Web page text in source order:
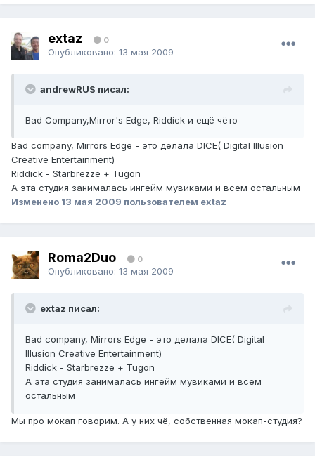
extaz 0
Опубликовано: 13 мая 2009
andrewRUS писал:
Bad Company,Mirror's Edge, Riddick и ещё чёто
Bad company, Mirrors Edge - это делала DICE( Digital Illusion
Creative Entertainment)
Riddick - Starbrezze + Tugon
А эта студия занималась ингейм мувиками и всем остальным
Изменено 13 мая 2009 пользователем extaz
Roma2Duo 0
Опубликовано: 13 мая 2009
extaz писал:
Bad company, Mirrors Edge - это делала DICE( Digital
Illusion Creative Entertainment)
Riddick - Starbrezze + Tugon
А эта студия занималась ингейм мувиками и всем
остальным
Мы про мокап говорим. А у них чё, собственная мокап-студия?